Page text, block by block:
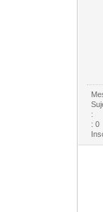
:
: 0